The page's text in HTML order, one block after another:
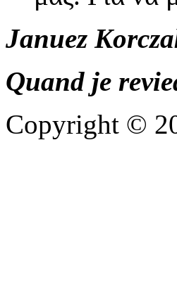
Januez
Quand je
Copyright ©